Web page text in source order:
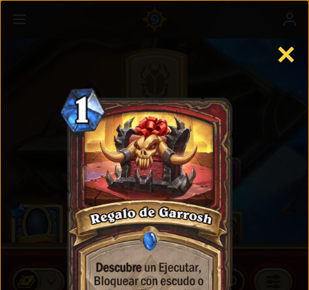
Cartas estándares
COMPRAR SOBRES DE CARTAS
✕